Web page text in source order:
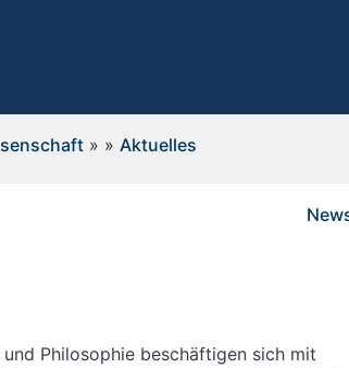
» » Aktuelles
Philosophie beschäftigen sich mit